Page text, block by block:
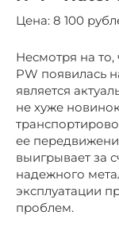
Цена: 8 100
Несмотря на
PW появилась
является
не хуже
ее
выигрывает за
надежного
эксплуатации
проблем.